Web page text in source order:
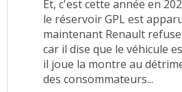
Et, c'est cette année en
le réservoir GPL est
maintenant Renault
car il dise que le véhicule
il joue la montre au
des consommateurs...